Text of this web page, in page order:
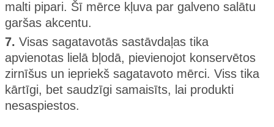
malti pipari. Šī mērce kļuva par galveno salātu
garšas akcentu.
7. Visas sagatavotās sastāvdaļas tika
apvienotas lielā bļodā, pievienojot konservētos
zirnīšus un iepriekš sagatavoto mērci. Viss tika
kārtīgi, bet saudzīgi samaisīts, lai produkti
nesaspiestos.